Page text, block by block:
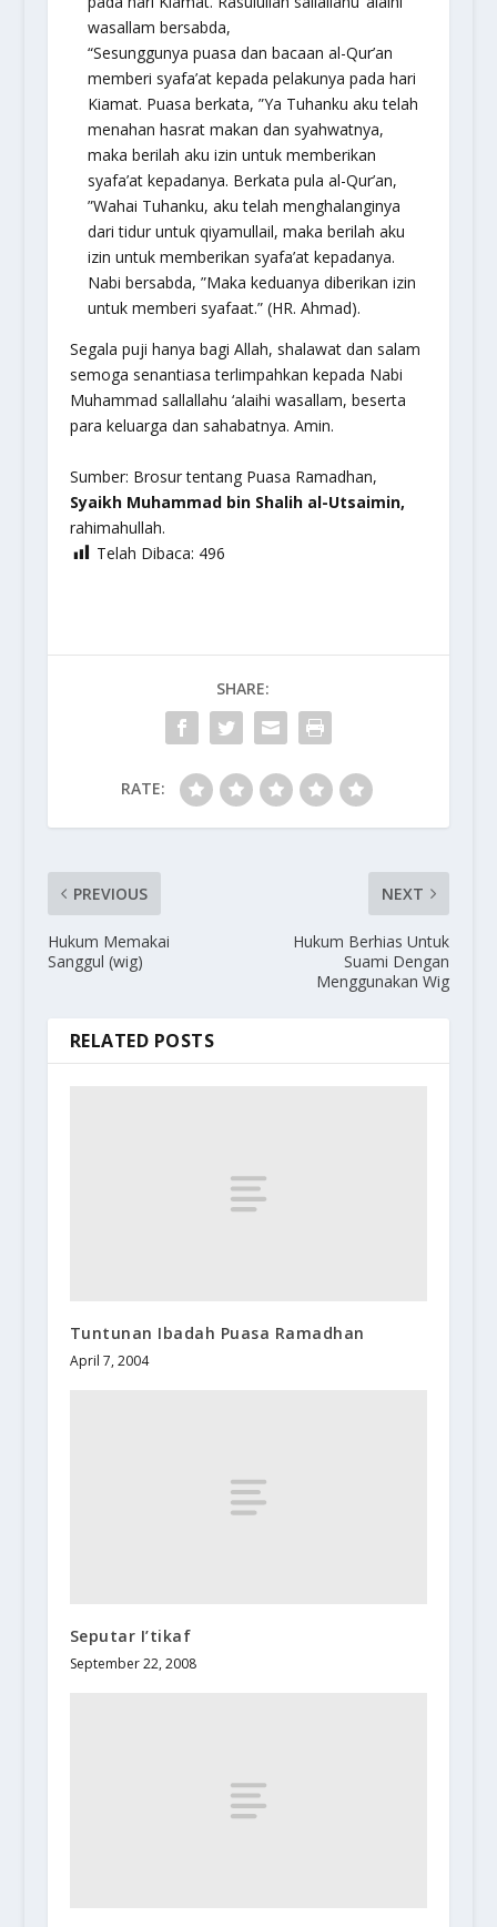
wasallam bersabda,
“Sesunggunya puasa dan bacaan al-Qur’an
memberi syafa’at kepada pelakunya pada hari
Kiamat. Puasa berkata, ”Ya Tuhanku aku telah
menahan hasrat makan dan syahwatnya,
maka berilah aku izin untuk memberikan
syafa’at kepadanya. Berkata pula al-Qur’an,
”Wahai Tuhanku, aku telah menghalanginya
dari tidur untuk qiyamullail, maka berilah aku
izin untuk memberikan syafa’at kepadanya.
Nabi bersabda, ”Maka keduanya diberikan izin
untuk memberi syafaat.”(HR. Ahmad).
Segala puji hanya bagi Allah, shalawat dan salam
semoga senantiasa terlimpahkan kepada Nabi
Muhammad sallallahu ‘alaihi wasallam, beserta
para keluarga dan sahabatnya. Amin.
Sumber: Brosur tentang Puasa Ramadhan,
Syaikh Muhammad bin Shalih al-Utsaimin,
rahimahullah.
Telah Dibaca: 496
SHARE:
RATE:
PREVIOUS
Hukum Memakai
Sanggul (wig)
NEXT
Hukum Berhias Untuk
Suami Dengan
Menggunakan Wig
RELATED POSTS
Tuntunan Ibadah Puasa Ramadhan
April 7, 2004
Seputar I’tikaf
September 22, 2008